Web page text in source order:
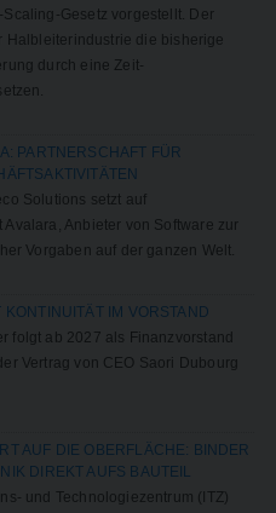
Gesetz vorgestellt. Der
Halbleiterindustrie die bisherige
durch eine Zeit-
PARTNERSCHAFT FÜR
Solutions setzt auf
Anbieter von Software zur
Vorgaben auf der ganzen Welt.
IM VORSTAND
folgt ab 2027 als Finanzvorstand
Vertrag von CEO Saori Dubourg
AUF DIE OBERFLÄCHE: BINDER
DIREKT AUFS BAUTEIL
und Technologiezentrum (ITZ)